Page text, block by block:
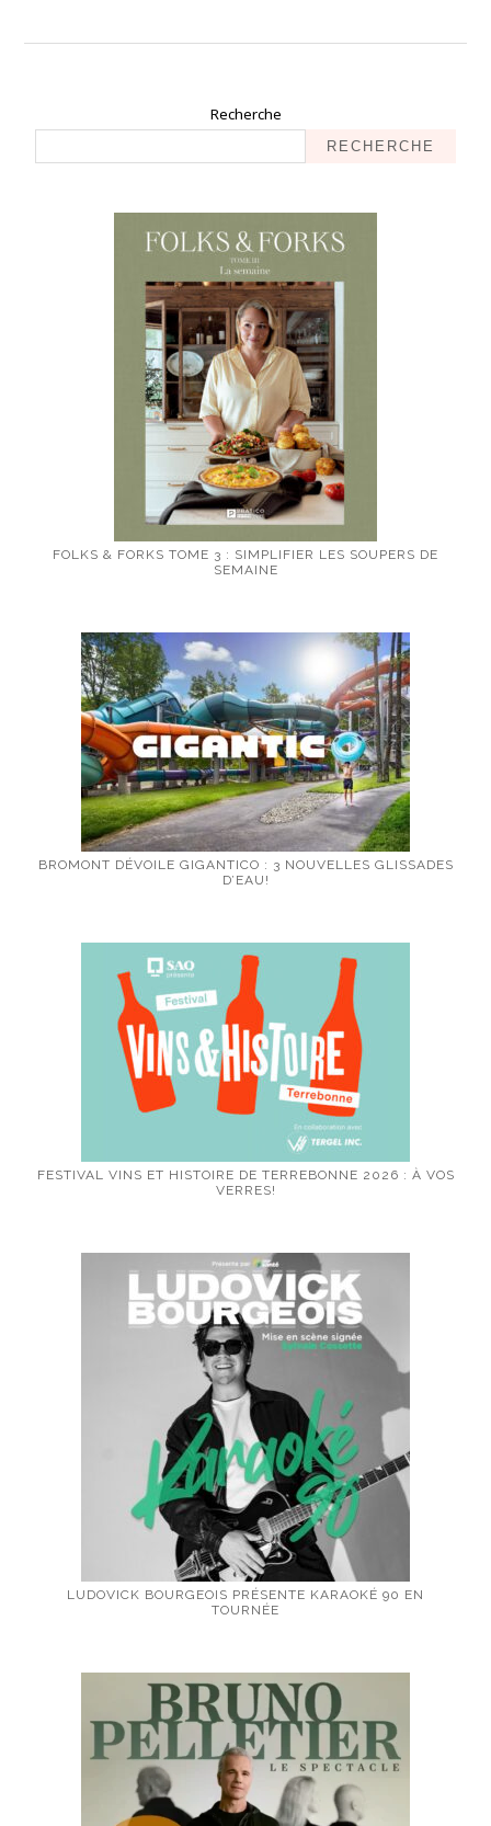
Recherche
RECHERCHE
FOLKS & FORKS TOME 3 : SIMPLIFIER LES SOUPERS DE
SEMAINE
BROMONT DÉVOILE GIGANTICO : 3 NOUVELLES GLISSADES
D’EAU!
FESTIVAL VINS ET HISTOIRE DE TERREBONNE 2026 : À VOS
VERRES!
LUDOVICK BOURGEOIS PRÉSENTE KARAOKÉ 90 EN
TOURNÉE